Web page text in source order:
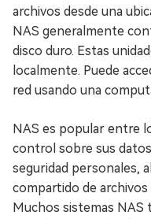
archivos desde una
NAS generalmente
disco duro. Estas
localmente. Puede
red usando una
NAS es popular entre
control sobre sus
seguridad personales,
compartido de archivos
Muchos sistemas NAS